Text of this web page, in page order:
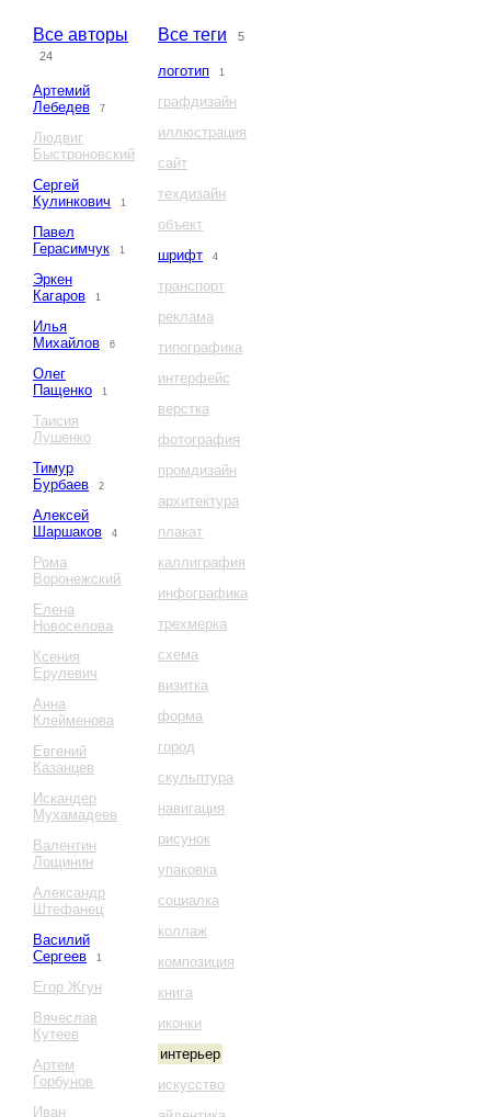
Все авторы
24
Артемий
Лебедев
7
Людвиг
Быстроновский
Сергей
Кулинкович
1
Павел
Герасимчук
1
Эркен
Кагаров
1
Илья
Михайлов
6
Олег
Пащенко
1
Таисия
Лушенко
Тимур
Бурбаев
2
Алексей
Шаршаков
4
Рома
Воронежский
Елена
Новоселова
Ксения
Ерулевич
Анна
Клейменова
Евгений
Казанцев
Искандер
Мухамадеев
Валентин
Лощинин
Александр
Штефанец
Василий
Сергеев
1
Егор Жгун
Вячеслав
Кутеев
Артем
Горбунов
Иван
Все теги 5
логотип 1
графдизайн
иллюстрация
сайт
техдизайн
объект
шрифт
4
транспорт
реклама
типографика
интерфейс
верстка
фотография
промдизайн
архитектура
плакат
каллиграфия
инфографика
трехмерка
схема
визитка
форма
город
скульптура
навигация
рисунок
упаковка
социалка
коллаж
композиция
книга
иконки
интерьер
искусство